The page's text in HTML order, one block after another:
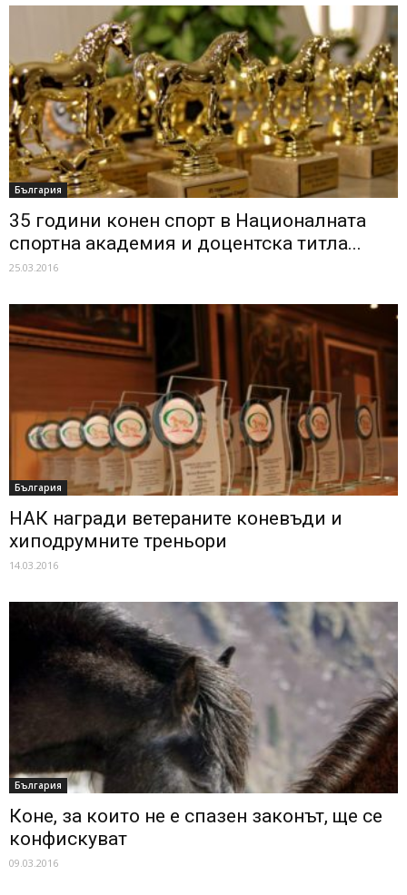
България
35 години конен спорт в Националната
спортна академия и доцентска титла...
25.03.2016
България
НАК награди ветераните коневъди и
хиподрумните треньори
14.03.2016
България
Коне, за които не е спазен законът, ще се
конфискуват
09.03.2016